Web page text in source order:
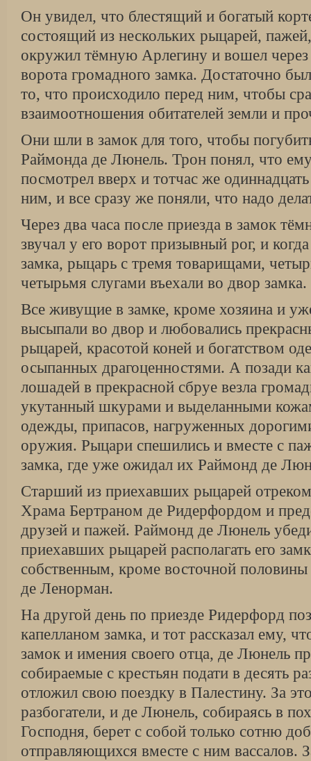
Он увидел, что блестящий и богатый
состоящий из нескольких рыцарей,
окружил тёмную Арлегину и вошел
ворота громадного замка. Достаточно
то, что происходило перед ним, чтобы
взаимоотношения обитателей земли и
Они шли в замок для того, чтобы
Раймонда де Люнель. Трон понял, что
посмотрел вверх и тотчас же
ним, и все сразу же поняли, что надо
Через два часа после приезда в замок
звучал у его ворот призывный рог, и
замка, рыцарь с тремя товарищами,
четырьмя слугами въехали во двор замка.
Все живущие в замке, кроме хозяина и
высыпали во двор и любовались
рыцарей, красотой коней и богатством
осыпанных драгоценностями. А позади
лошадей в прекрасной сбруе везла
укутанный шкурами и выделанными
одежды, припасов, нагруженных
оружия. Рыцари спешились и вместе с
замка, где уже ожидал их Раймонд де
Старший из приехавших рыцарей
Храма Бертраном де Ридерфордом и
друзей и пажей. Раймонд де Люнель
приехавших рыцарей располагать его
собственным, кроме восточной половины
де Ленорман.
На другой день по приезде Ридерфорд
капелланом замка, и тот рассказал ему,
замок и имения своего отца, де Люнель
собираемые с крестьян подати в десять
отложил свою поездку в Палестину. За
разбогатели, и де Люнель, собираясь в
Господня, берет с собой только сотню
отправляющихся вместе с ним вассалов.